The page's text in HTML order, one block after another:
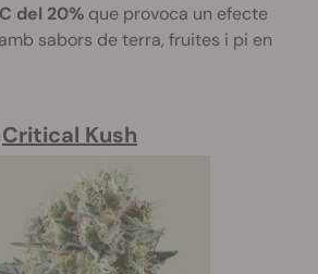
del 20% que provoca un efecte
sabors de terra, fruites i pi en
Critical Kush